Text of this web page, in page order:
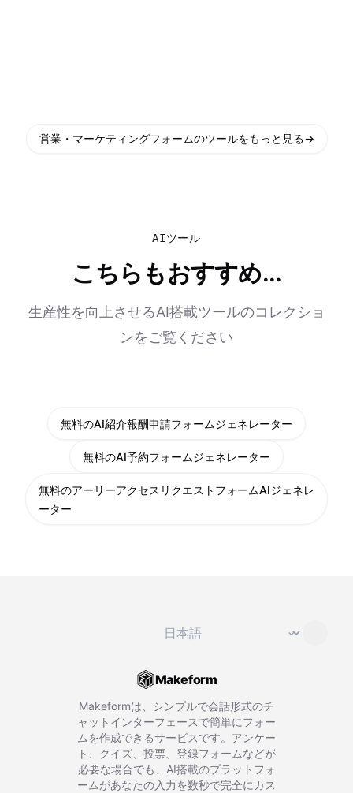
営業・マーケティングフォームのツールをもっと見る→
AIツール
こちらもおすすめ...
生産性を向上させるAI搭載ツールのコレクショ
ンをご覧ください
無料のAI紹介報酬申請フォームジェネレーター
無料のAI予約フォームジェネレーター
無料のアーリーアクセスリクエストフォームAIジェネレ
ーター
言語を変更 ⌄
Makeform
Makeformは、シンプルで会話形式のチ
ャットインターフェースで簡単にフォー
ムを作成できるサービスです。アンケー
ト、クイズ、投票、登録フォームなどが
必要な場合でも、AI搭載のプラットフォ
ームがあなたの入力を数秒で完全にカス